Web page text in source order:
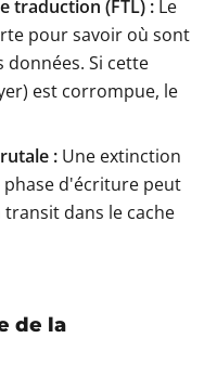
traduction (FTL) : Le
pour savoir où sont
données. Si cette
est corrompue, le
: Une extinction
d'écriture peut
dans le cache
de la